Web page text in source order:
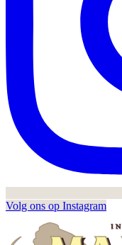
Volg ons op Instagram